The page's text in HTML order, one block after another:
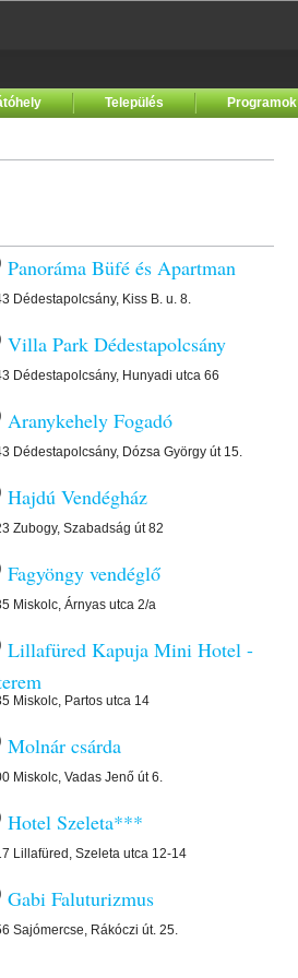
Település Programok
Panoráma Büfé és Apartman
Dédestapolcsány, Kiss B. u. 8.
Villa Park Dédestapolcsány
Dédestapolcsány, Hunyadi utca 66
Aranykehely Fogadó
Dédestapolcsány, Dózsa György út 15.
Hajdú Vendégház
Zubogy, Szabadság út 82
Fagyöngy vendéglő
Miskolc, Árnyas utca 2/a
Lillafüred Kapuja Mini Hotel -
Miskolc, Partos utca 14
Molnár csárda
Miskolc, Vadas Jenő út 6.
Hotel Szeleta***
Lillafüred, Szeleta utca 12-14
Gabi Faluturizmus
Sajómercse, Rákóczi út. 25.